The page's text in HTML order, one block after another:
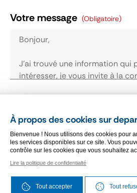
À propos des cookies sur
Bienvenue ! Nous utilisons des cookies pour
les services disponibles sur ce site. Vous
contrôle sur les cookies que vous souhaitez
Lire la politique de confidentialté
Tout accepter Tout
Votre message (obligatoire)
conditions générales
pour les consulter
Vérification antispam
Veuillez cocher la case "Je suis un humain"